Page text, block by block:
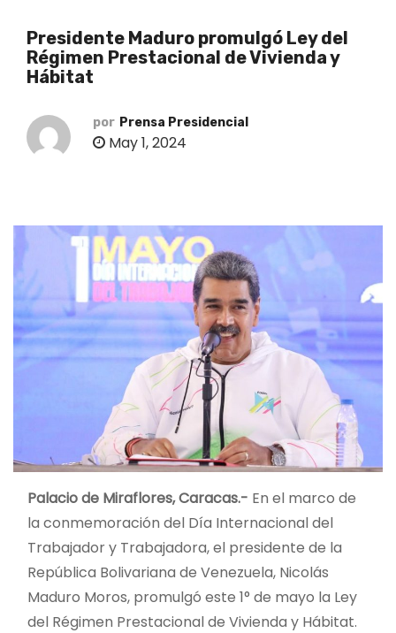
Presidente Maduro promulgó Ley del
Régimen Prestacional de Vivienda y
Hábitat
por Prensa Presidencial
May 1, 2024
Palacio de Miraflores, Caracas.- En el marco de
la conmemoración del Día Internacional del
Trabajador y Trabajadora, el presidente de la
República Bolivariana de Venezuela, Nicolás
Maduro Moros, promulgó este 1° de mayo la Ley
del Régimen Prestacional de Vivienda y Hábitat.